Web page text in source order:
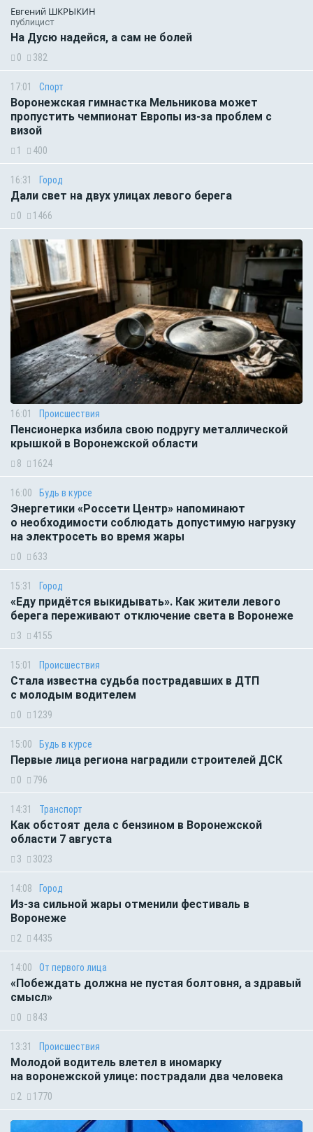
Евгений ШКРЫКИН
публицист
На Дусю надейся, а сам не болей
0 382
17:01 Спорт
Воронежская гимнастка Мельникова может
пропустить чемпионат Европы из-за проблем с
визой
1 400
16:31 Город
Дали свет на двух улицах левого берега
0 1466
16:01 Происшествия
Пенсионерка избила свою подругу металлической
крышкой в Воронежской области
8 1624
16:00 Будь в курсе
Энергетики «Россети Центр» напоминают
о необходимости соблюдать допустимую нагрузку
на электросеть во время жары
0 633
15:31 Город
«Еду придётся выкидывать». Как жители левого
берега переживают отключение света в Воронеже
3 4155
15:01 Происшествия
Стала известна судьба пострадавших в ДТП
с молодым водителем
0 1239
15:00 Будь в курсе
Первые лица региона наградили строителей ДСК
0 796
14:31 Транспорт
Как обстоят дела с бензином в Воронежской
области 7 августа
3 3023
14:08 Город
Из-за сильной жары отменили фестиваль в
Воронеже
2 4435
14:00 От первого лица
«Побеждать должна не пустая болтовня, а здравый
смысл»
0 843
13:31 Происшествия
Молодой водитель влетел в иномарку
на воронежской улице: пострадали два человека
2 1770